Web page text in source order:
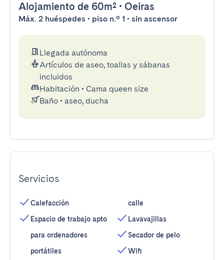
Alojamiento de 60m² • Oeiras
Máx. 2 huéspedes • piso n.º 1 • sin ascensor
Llegada autónoma
Artículos de aseo, toallas y sábanas
incluidos
Habitación • Cama queen size
Baño • aseo, ducha
Servicios
Calefacción
Espacio de trabajo apto
para ordenadores
portátiles
calle
Lavavajillas
Secador de pelo
Wifi